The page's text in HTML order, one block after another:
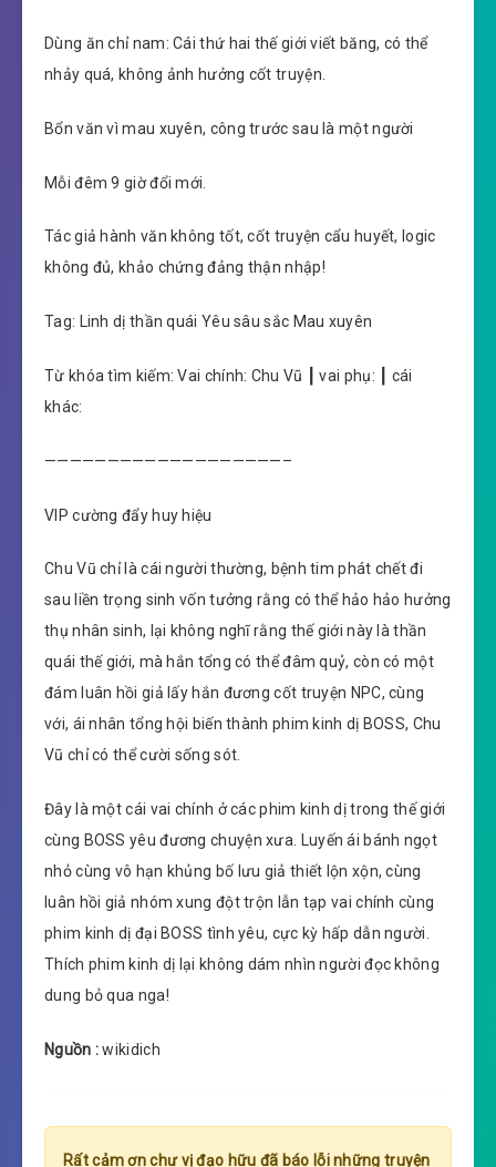
Dùng ăn chỉ nam: Cái thứ hai thế giới viết băng, có thể
nhảy quá, không ảnh hưởng cốt truyện.
Bổn văn vì mau xuyên, công trước sau là một người
Mỗi đêm 9 giờ đổi mới.
Tác giả hành văn không tốt, cốt truyện cẩu huyết, logic
không đủ, khảo chứng đảng thận nhập!
Tag: Linh dị thần quái Yêu sâu sắc Mau xuyên
Từ khóa tìm kiếm: Vai chính: Chu Vũ ┃ vai phụ: ┃ cái
khác:
———————————————————–
VIP cường đẩy huy hiệu
Chu Vũ chỉ là cái người thường, bệnh tim phát chết đi
sau liền trọng sinh vốn tưởng rằng có thể hảo hảo hưởng
thụ nhân sinh, lại không nghĩ rằng thế giới này là thần
quái thế giới, mà hắn tổng có thể đâm quỷ, còn có một
đám luân hồi giả lấy hắn đương cốt truyện NPC, cùng
với, ái nhân tổng hội biến thành phim kinh dị BOSS, Chu
Vũ chỉ có thể cười sống sót.
Đây là một cái vai chính ở các phim kinh dị trong thế giới
cùng BOSS yêu đương chuyện xưa. Luyến ái bánh ngọt
nhỏ cùng vô hạn khủng bố lưu giả thiết lộn xộn, cùng
luân hồi giả nhóm xung đột trộn lẫn tạp vai chính cùng
phim kinh dị đại BOSS tình yêu, cực kỳ hấp dẫn người.
Thích phim kinh dị lại không dám nhìn người đọc không
dung bỏ qua nga!
Nguồn :wikidich
Rất cảm ơn chư vị đạo hữu đã báo lỗi những truyện